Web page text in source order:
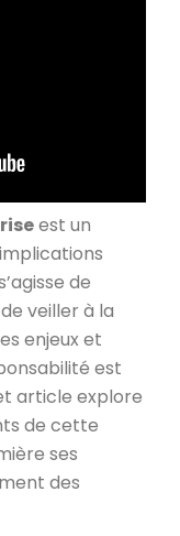
est un
de
veiller à la
enjeux et
est
article explore
de cette
ses
des